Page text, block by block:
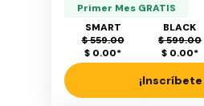
Primer Mes GRATIS
SMART
$ 559.00
$ 0.00*
BLACK
$ 599.00
$ 0.00*
¡Inscríbete